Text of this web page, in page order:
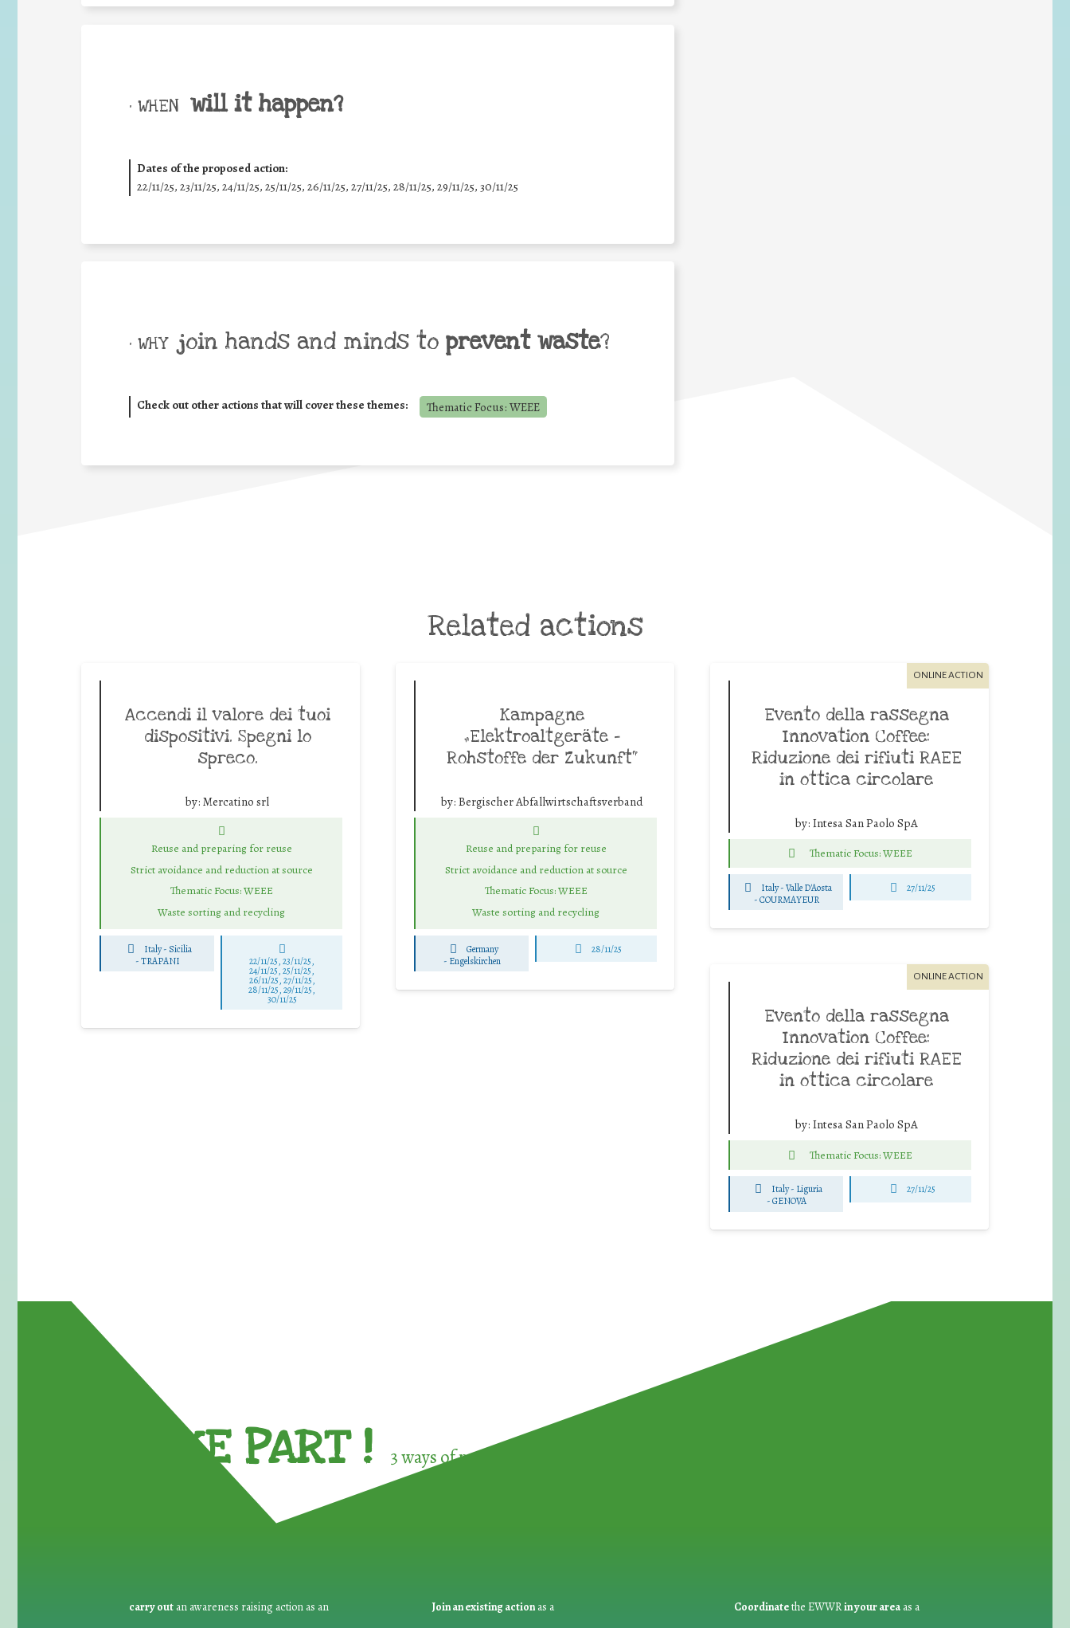
• WHEN will it happen?
Dates of the proposed action:
22/11/25, 23/11/25, 24/11/25, 25/11/25, 26/11/25, 27/11/25, 28/11/25, 29/11/25, 30/11/25
• WHY join hands and minds to prevent waste?
Check out other actions that will cover these themes: Thematic Focus: WEEE
Related actions
Accendi il valore dei tuoi
dispositivi. Spegni lo
spreco.
by: Mercatino srl
Reuse and preparing for reuse
Strict avoidance and reduction at source
Thematic Focus: WEEE
Waste sorting and recycling
Italy - Sicilia
-TRAPANI 22/11/25,23/11/25,
24/11/25,25/11/25,
26/11/25,27/11/25,
28/11/25,29/11/25,
30/11/25
Kampagne
„Elektroaltgeräte –
Rohstoffe der Zukunft“
by: Bergischer Abfallwirtschaftsverband
Reuse and preparing for reuse
Strict avoidance and reduction at source
Thematic Focus: WEEE
Waste sorting and recycling
Germany
- Engelskirchen
28/11/25
ONLINE ACTION
Evento della rassegna
Innovation Coffee:
Riduzione dei rifiuti RAEE
in ottica circolare
by: Intesa San Paolo SpA
Thematic Focus: WEEE
Italy - Valle D'Aosta
-COURMAYEUR
27/11/25
ONLINE ACTION
Evento della rassegna
Innovation Coffee:
Riduzione dei rifiuti RAEE
in ottica circolare
by: Intesa San Paolo SpA
Thematic Focus: WEEE
Italy - Liguria
-GENOVA
27/11/25
TAKE PART ! 3 ways of participating in the
carry out an awareness raising action as an Join an existing actionas a Coordinatethe EWWRin your areaas a